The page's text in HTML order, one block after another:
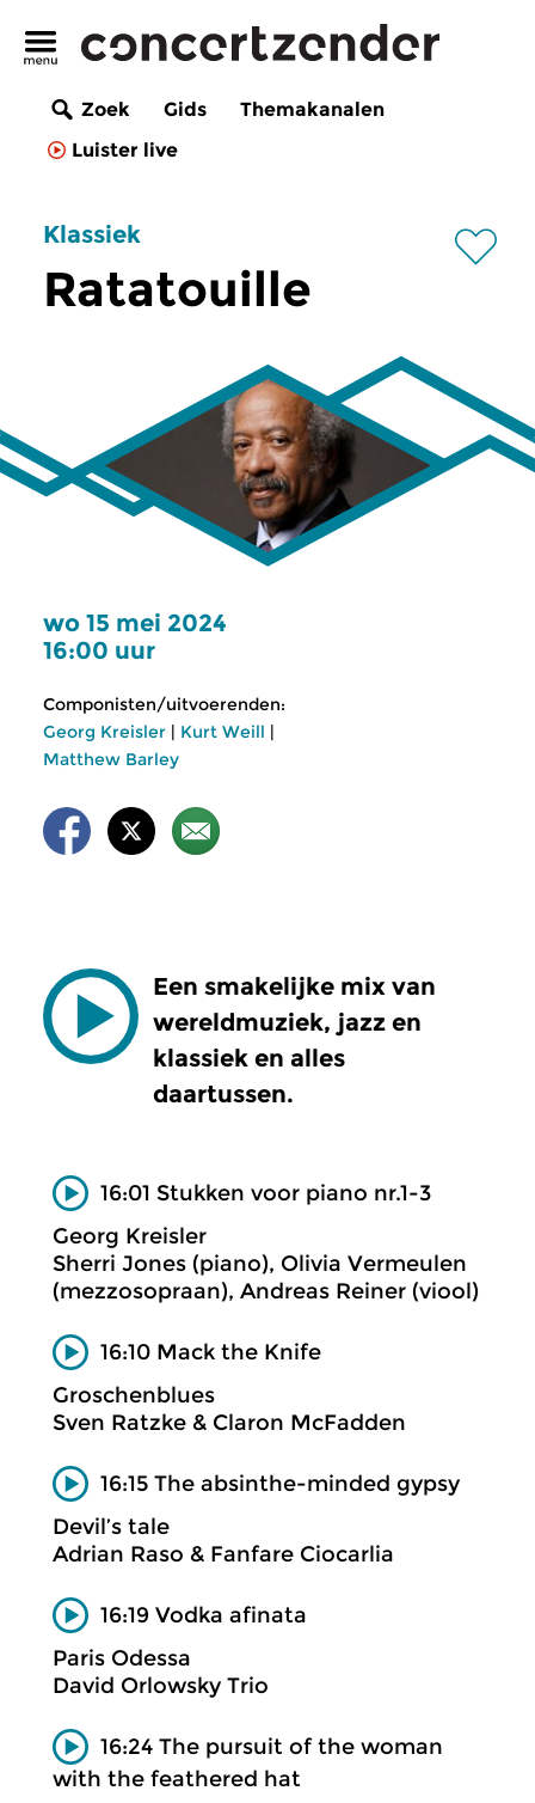
Zoek Gids
Themakanalen
Luister live
Klassiek
Ratatouille
wo 15 mei 2024
16:00 uur
Componisten/uitvoerenden:
Georg Kreisler | Kurt Weill |
Matthew Barley
Een smakelijke mix van
wereldmuziek, jazz en
klassiek en alles
daartussen.
16:01 Stukken voor piano nr.1-3
Georg Kreisler
Sherri Jones (piano), Olivia Vermeulen
(mezzosopraan), Andreas Reiner (viool)
16:10 Mack the Knife
Groschenblues
Sven Ratzke & Claron McFadden
16:15 The absinthe-minded gypsy
Devil’s tale
Adrian Raso & Fanfare Ciocarlia
16:19 Vodka afinata
Paris Odessa
David Orlowsky Trio
16:24 The pursuit of the woman
with the feathered hat